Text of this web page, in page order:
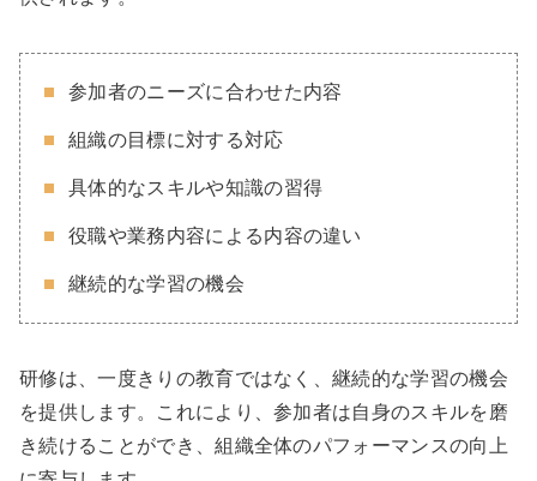
参加者のニーズに合わせた内容
組織の目標に対する対応
具体的なスキルや知識の習得
役職や業務内容による内容の違い
継続的な学習の機会
研修は、一度きりの教育ではなく、継続的な学習の機会
を提供します。これにより、参加者は自身のスキルを磨
き続けることができ、組織全体のパフォーマンスの向上